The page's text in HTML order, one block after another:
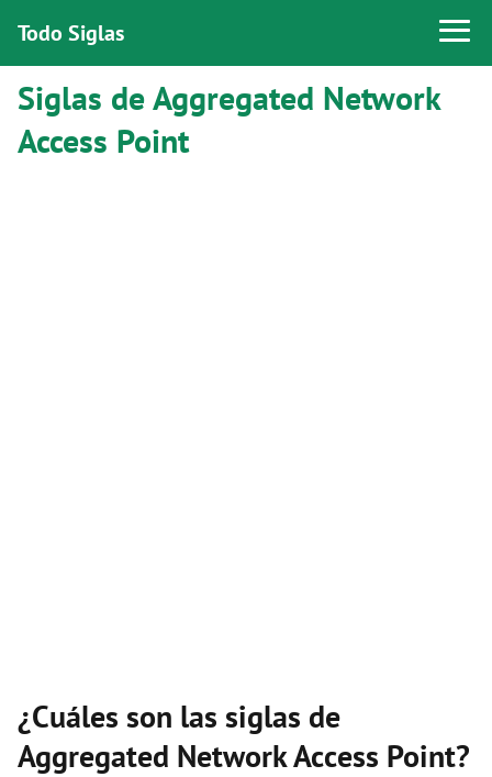
Todo Siglas
Siglas de Aggregated Network
Access Point
¿Cuáles son las siglas de
Aggregated Network Access Point?